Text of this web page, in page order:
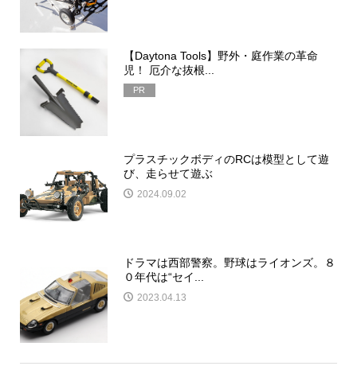
【Daytona Tools】野外・庭作業の革命
児！ 厄介な抜根...
PR
プラスチックボディのRCは模型として遊
び、走らせて遊ぶ
2024.09.02
ドラマは西部警察。野球はライオンズ。８
０年代は“セイ...
2023.04.13